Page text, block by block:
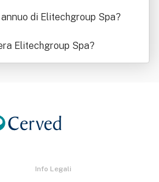
di Elitechgroup Spa?
Elitechgroup Spa?
Info Legali